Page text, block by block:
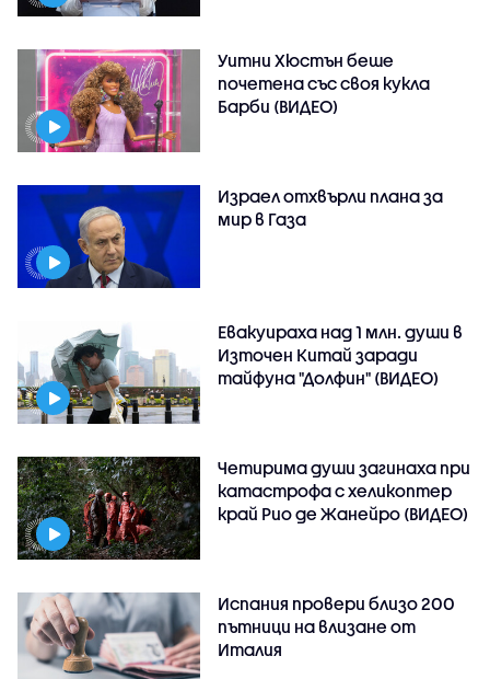
Уитни Хюстън беше
почетена със своя кукла
Барби (ВИДЕО)
Израел отхвърли плана за
мир в Газа
Евакуираха над 1 млн. души в
Източен Китай заради
тайфуна "Долфин" (ВИДЕО)
Четирима души загинаха при
катастрофа с хеликоптер
край Рио де Жанейро (ВИДЕО)
Испания провери близо 200
пътници на влизане от
Италия